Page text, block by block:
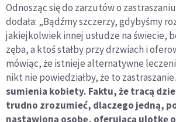
Odnosząc się do zarzutów o
dodała: „Bądźmy szczerzy, gdybyśmy
jakiejkolwiek innej usłudze na świecie,
zęba, a ktoś stałby przy drzwiach i
mówiąc, że istnieje alternatywne
nikt nie powiedziałby, że to zastraszanie.
sumienia kobiety. Faktu, że tracą
trudno zrozumieć, dlaczego jedną,
nastawioną osobę, oferującą ulotkę